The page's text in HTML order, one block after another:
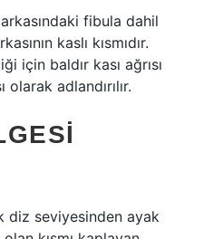
fibula dahil
kaslı kısmıdır.
için baldır kası ağrısı
olarak adlandırılır.
diz seviyesinden ayak